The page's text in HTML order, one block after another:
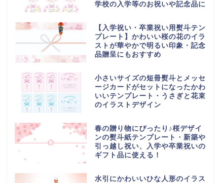
学校の入学等のお祝いや記念品に
【入学祝い・卒業祝い用熨斗テン
プレート】かわいい桜の花のイラ
ストが華やかで明るい印象・記念
品贈呈にもおすすめ
小さいサイズの短冊熨斗とメッセ
ージカードがセットになったかわ
いいテンプレート・うさぎと花束
のイラストデザイン
春の贈り物にぴったり♪桜デザイ
ンの熨斗紙テンプレート・新築や
引っ越し祝い、入学や卒業祝いの
ギフト品に使える！
水引にかわいいひな人形のイラス